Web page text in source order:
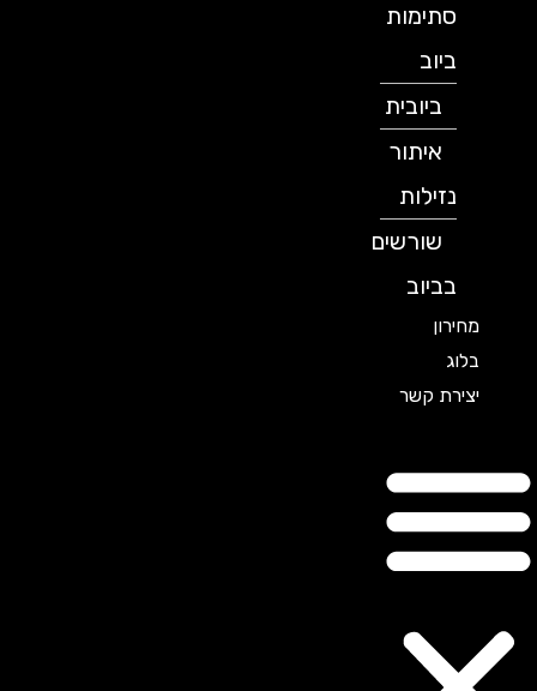
סתימות
ביובית
איתור
נזילות
שורשים
בביוב
מחירון
יצירת קשר